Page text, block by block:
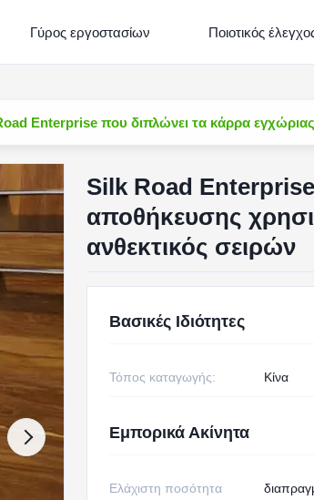
Γύρος εργοστασίων Ποιοτικός
Enterprise που διπλώνει τα κάρρα
Silk Road
αποθήκευσης
ανθεκτικός σειρών
Βασικές Ιδιότητες
Τόπος καταγωγής: Κίνα
Εμπορικά Ακίνητα
Ελάχιστη ποσότητα